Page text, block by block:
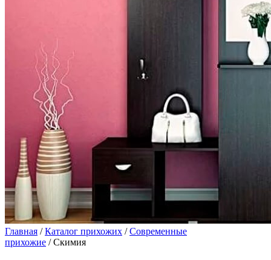
Главная /Каталог прихожих /Современные
прихожие / Скимия